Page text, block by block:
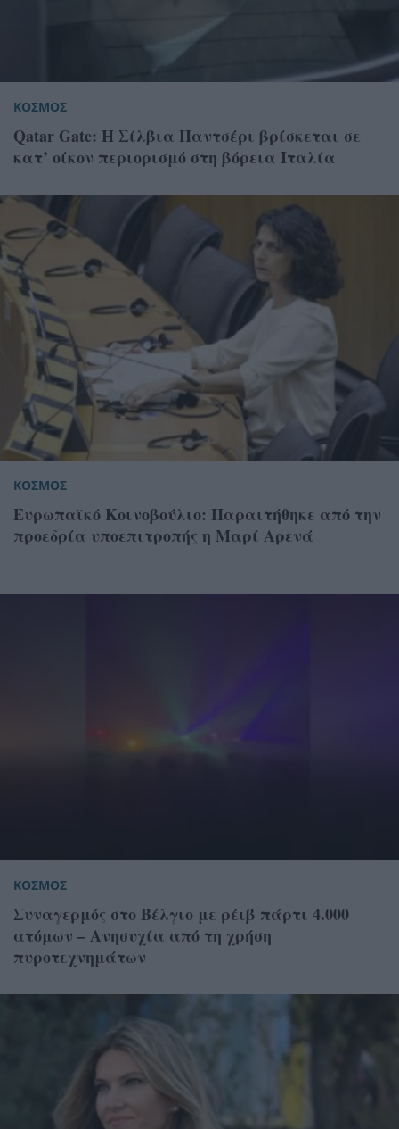
ΚΟΣΜΟΣ
Qatar Gate: Η Σίλβια Παντσέρι βρίσκεται σε
κατ’ οίκον περιορισμό στη βόρεια Ιταλία
ΚΟΣΜΟΣ
Ευρωπαϊκό Κοινοβούλιο: Παραιτήθηκε από την
προεδρία υποεπιτροπής η Μαρί Αρενά
ΚΟΣΜΟΣ
Συναγερμός στο Βέλγιο με ρέιβ πάρτι 4.000
ατόμων – Ανησυχία από τη χρήση
πυροτεχνημάτων